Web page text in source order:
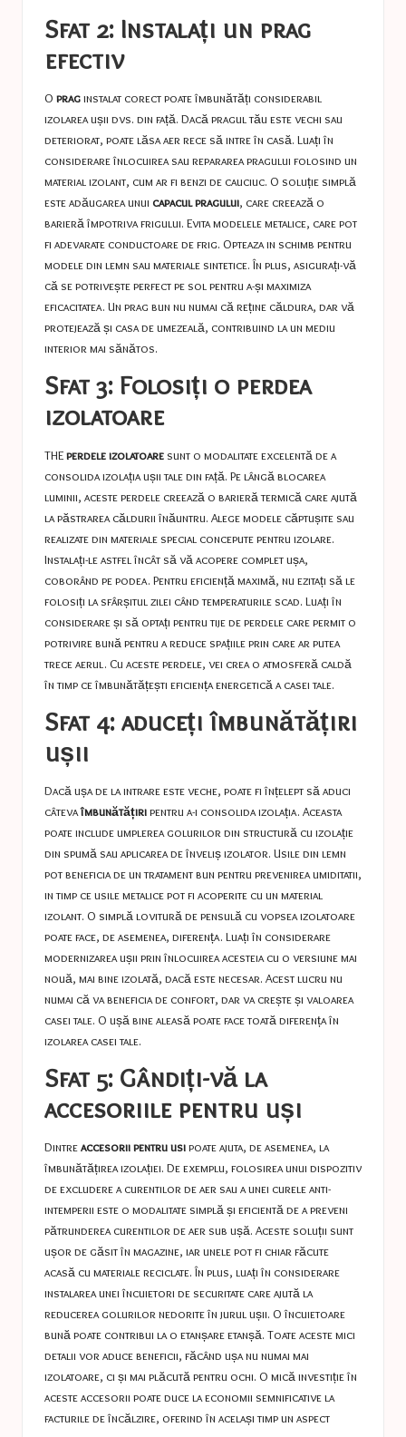
Sfat 2: Instalați un prag
efectiv
O praginstalat corect poate îmbunătăți considerabil
izolarea ușii dvs. din față. Dacă pragul tău este vechi sau
deteriorat, poate lăsa aer rece să intre în casă. Luați în
considerare înlocuirea sau repararea pragului folosind un
material izolant, cum ar fi benzi de cauciuc. O soluție simplă
este adăugarea unui capacul pragului, care creează o
barieră împotriva frigului. Evita modelele metalice, care pot
fi adevarate conductoare de frig. Opteaza in schimb pentru
modele din lemn sau materiale sintetice. În plus, asigurați-vă
că se potrivește perfect pe sol pentru a-și maximiza
eficacitatea. Un prag bun nu numai că reține căldura, dar vă
protejează și casa de umezeală, contribuind la un mediu
interior mai sănătos.
Sfat 3: Folosiți o perdea
izolatoare
THEperdele izolatoare sunt o modalitate excelentă de a
consolida izolația ușii tale din față. Pe lângă blocarea
luminii, aceste perdele creează o barieră termică care ajută
la păstrarea căldurii înăuntru. Alege modele căptușite sau
realizate din materiale special concepute pentru izolare.
Instalați-le astfel încât să vă acopere complet ușa,
coborând pe podea. Pentru eficiență maximă, nu ezitați să le
folosiți la sfârșitul zilei când temperaturile scad. Luați în
considerare și să optați pentru tije de perdele care permit o
potrivire bună pentru a reduce spațiile prin care ar putea
trece aerul. Cu aceste perdele, vei crea o atmosferă caldă
în timp ce îmbunătățești eficiența energetică a casei tale.
Sfat 4: aduceți îmbunătățiri
ușii
Dacă ușa de la intrare este veche, poate fi înțelept să aduci
câtevaîmbunătățiripentru a-i consolida izolația. Aceasta
poate include umplerea golurilor din structură cu izolație
din spumă sau aplicarea de înveliș izolator. Usile din lemn
pot beneficia de un tratament bun pentru prevenirea umiditatii,
in timp ce usile metalice pot fi acoperite cu un material
izolant. O simplă lovitură de pensulă cu vopsea izolatoare
poate face, de asemenea, diferența. Luați în considerare
modernizarea ușii prin înlocuirea acesteia cu o versiune mai
nouă, mai bine izolată, dacă este necesar. Acest lucru nu
numai că va beneficia de confort, dar va crește și valoarea
casei tale. O ușă bine aleasă poate face toată diferența în
izolarea casei tale.
Sfat 5: Gândiți-vă la
accesoriile pentru uși
Dintreaccesorii pentru usipoate ajuta, de asemenea, la
îmbunătățirea izolației. De exemplu, folosirea unui dispozitiv
de excludere a curentilor de aer sau a unei curele anti-
intemperii este o modalitate simplă și eficientă de a preveni
pătrunderea curentilor de aer sub ușă. Aceste soluții sunt
ușor de găsit în magazine, iar unele pot fi chiar făcute
acasă cu materiale reciclate. În plus, luați în considerare
instalarea unei încuietori de securitate care ajută la
reducerea golurilor nedorite în jurul ușii. O încuietoare
bună poate contribui la o etanșare etanșă. Toate aceste mici
detalii vor aduce beneficii, făcând ușa nu numai mai
izolatoare, ci și mai plăcută pentru ochi. O mică investiție în
aceste accesorii poate duce la economii semnificative la
facturile de încălzire, oferind în același timp un aspect